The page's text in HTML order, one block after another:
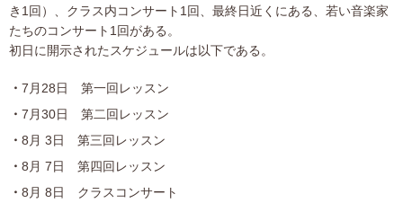
き1回）、クラス内コンサート1回、最終日近くにある、若い音楽家
たちのコンサート1回がある。
初日に開示されたスケジュールは以下である。
7月28日 第一回レッスン
7月30日 第二回レッスン
8月 3日 第三回レッスン
8月 7日 第四回レッスン
8月 8日 クラスコンサート